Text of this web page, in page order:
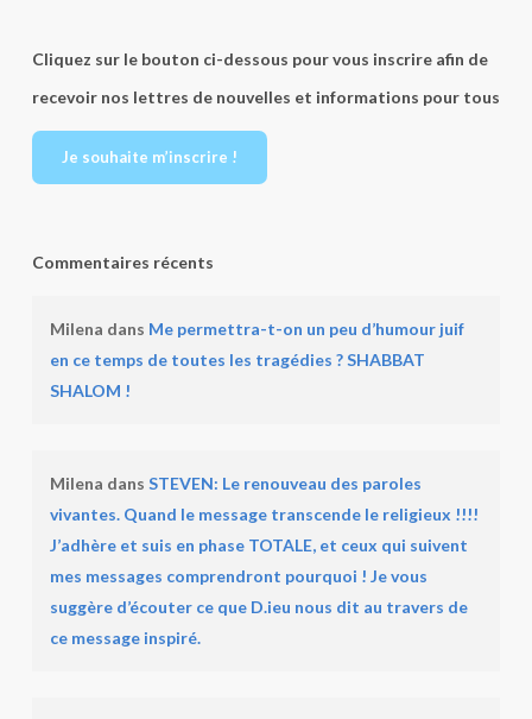
Cliquez sur le bouton ci-dessous pour vous inscrire afin de
recevoir nos lettres de nouvelles et informations pour tous
Je souhaite m’inscrire !
Commentaires récents
Milena dans Me permettra-t-on un peu d’humour juif
en ce temps de toutes les tragédies ? SHABBAT
SHALOM !
Milena dans STEVEN: Le renouveau des paroles
vivantes. Quand le message transcende le religieux !!!!
J’adhère et suis en phase TOTALE, et ceux qui suivent
mes messages comprendront pourquoi ! Je vous
suggère d’écouter ce que D.ieu nous dit au travers de
ce message inspiré.